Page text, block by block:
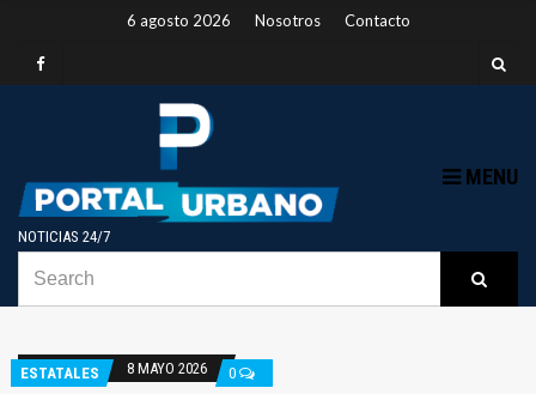
6 agosto 2026 Nosotros Contacto
NOTICIAS 24/7
MENU
ESTATALES 8 MAYO 2026 0